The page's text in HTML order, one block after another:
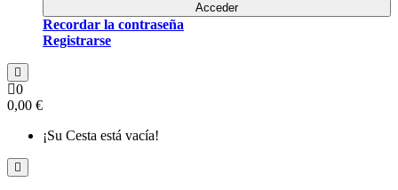
Acceder
Recordar la contraseña
Registrarse
0
0,00 €
¡Su Cesta está vacía!